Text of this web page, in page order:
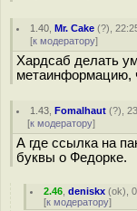
1.40 ,Mr. Cake (?),
[к модератору]
Хардсаб делать
метаинформацию,
1.43 ,Fomalhaut (?),
[к модератору]
А где ссылка на
буквы о Федорке.
2.46 ,deniskx (ok),
[к модератору]